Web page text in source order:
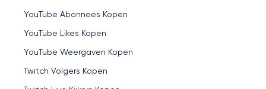
YouTube Abonnees Kopen
YouTube Likes Kopen
YouTube Weergaven Kopen
Twitch Volgers Kopen